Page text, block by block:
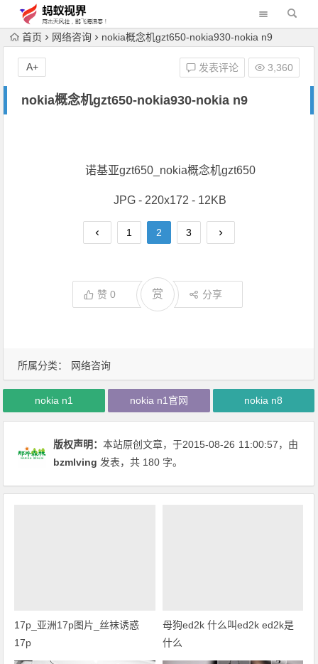
首页 网络咨询 nokia概念机gzt650-nokia930-nokia n9
nokia概念机gzt650-nokia930-nokia n9
发表评论 3,360
A+
所属分类： 网络咨询
诺基亚gzt650_nokia概念机gzt650
JPG - 220x172 - 12KB
1 2 3
赞0 赏 分享
nokia n1 nokia n1官网 nokia n8
版权声明：本站原创文章，于2015-08-26 11:00:57，由
bzmlving 发表，共 180 字。
17p_亚洲17p图片_丝袜诱惑
17p
母狗ed2k 什么叫ed2k ed2k是
什么